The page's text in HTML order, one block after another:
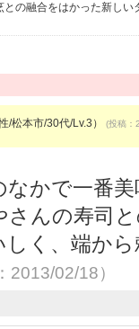
の融合をはかった新し
/松本市/30代/Lv.3） (投稿
かで一番
さんの寿司
しく、端か
2013/02/18）